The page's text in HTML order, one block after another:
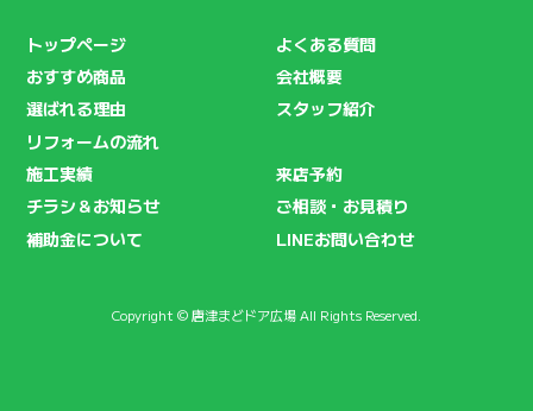
トップページ
おすすめ商品
選ばれる理由
リフォームの流れ
よくある質問
会社概要
スタッフ紹介
施工実績
チラシ＆お知らせ
補助金について
来店予約
ご相談・お見積り
LINEお問い合わせ
Copyright © 唐津まどドア広場 All Rights Reserved.